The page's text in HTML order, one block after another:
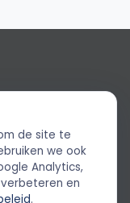
de site te
we ook
Analytics,
en
.